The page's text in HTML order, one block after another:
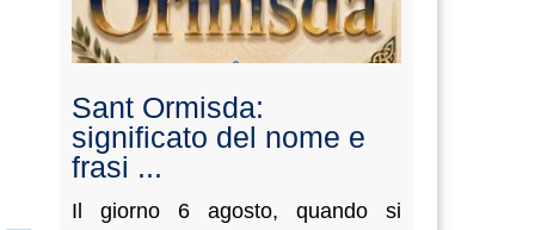
Sant Ormisda:
significato del nome e
frasi ...
Il giorno 6 agosto, quando si